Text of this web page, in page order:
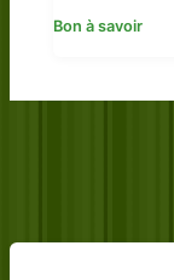
Bon à savoir